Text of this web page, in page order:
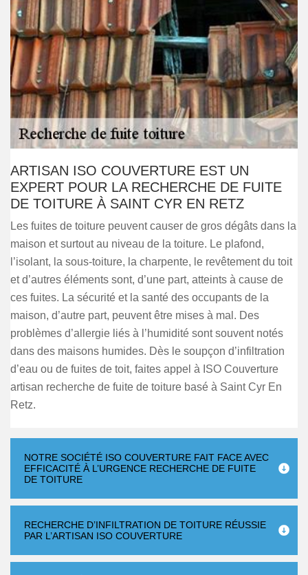
ARTISAN ISO COUVERTURE EST UN
EXPERT POUR LA RECHERCHE DE FUITE
DE TOITURE À SAINT CYR EN RETZ
Les fuites de toiture peuvent causer de gros dégâts dans la
maison et surtout au niveau de la toiture. Le plafond,
l’isolant, la sous-toiture, la charpente, le revêtement du toit
et d’autres éléments sont, d’une part, atteints à cause de
ces fuites. La sécurité et la santé des occupants de la
maison, d’autre part, peuvent être mises à mal. Des
problèmes d’allergie liés à l’humidité sont souvent notés
dans des maisons humides. Dès le soupçon d’infiltration
d’eau ou de fuites de toit, faites appel à ISO Couverture
artisan recherche de fuite de toiture basé à Saint Cyr En
Retz.
NOTRE SOCIÉTÉ ISO COUVERTURE FAIT FACE AVEC
EFFICACITÉ À L’URGENCE RECHERCHE DE FUITE
DE TOITURE
RECHERCHE D’INFILTRATION DE TOITURE RÉUSSIE
PAR L’ARTISAN ISO COUVERTURE